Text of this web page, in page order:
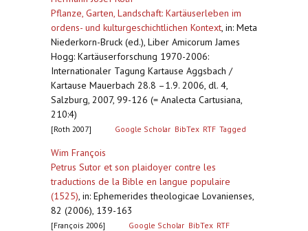
Pflanze, Garten, Landschaft: Kartäuserleben im
ordens- und kulturgeschichtlichen Kontext, in: Meta
Niederkorn-Bruck (ed.), Liber Amicorum James
Hogg: Kartäuserforschung 1970-2006:
Internationaler Tagung Kartause Aggsbach /
Kartause Mauerbach 28.8 –1.9. 2006, dl. 4,
Salzburg, 2007, 99-126 (= Analecta Cartusiana,
210:4)
[Roth 2007] Google Scholar BibTex RTF Tagged
Wim François
Petrus Sutor et son plaidoyer contre les
traductions de la Bible en langue populaire
(1525), in: Ephemerides theologicae Lovanienses,
82 (2006), 139-163
[François 2006] Google Scholar BibTex RTF